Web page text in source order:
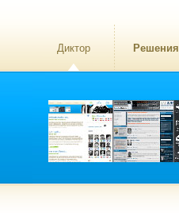
Диктор Решения